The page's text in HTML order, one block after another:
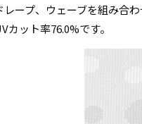
レープ、ウェーブを組み合
カット率76.0%です。